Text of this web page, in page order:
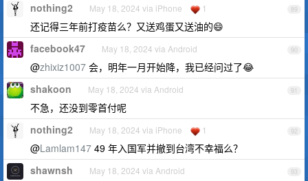
89
nothing2 May 18, 2024 via iPhone 1
还记得三年前打疫苗么？又送鸡蛋又送油的😄
90
facebook47 May 18, 2024 via Android
@zhixiz1007 会，明年一月开始降，我已经问过了😂
91
shakoon May 18, 2024 via Android
不急，还没到零首付呢
92
nothing2 May 18, 2024 via iPhone 1
@Lamlam147 49 年入国军并撤到台湾不幸福么？
93
shawnsh May 18, 2024 via Android